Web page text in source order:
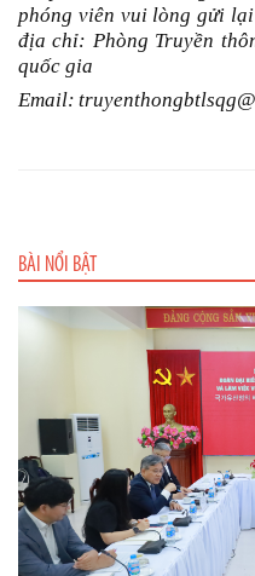
phóng viên vui lòng gửi
địa chỉ: Phòng Truyền
quốc gia
Email:
BÀI NỔI BẬT